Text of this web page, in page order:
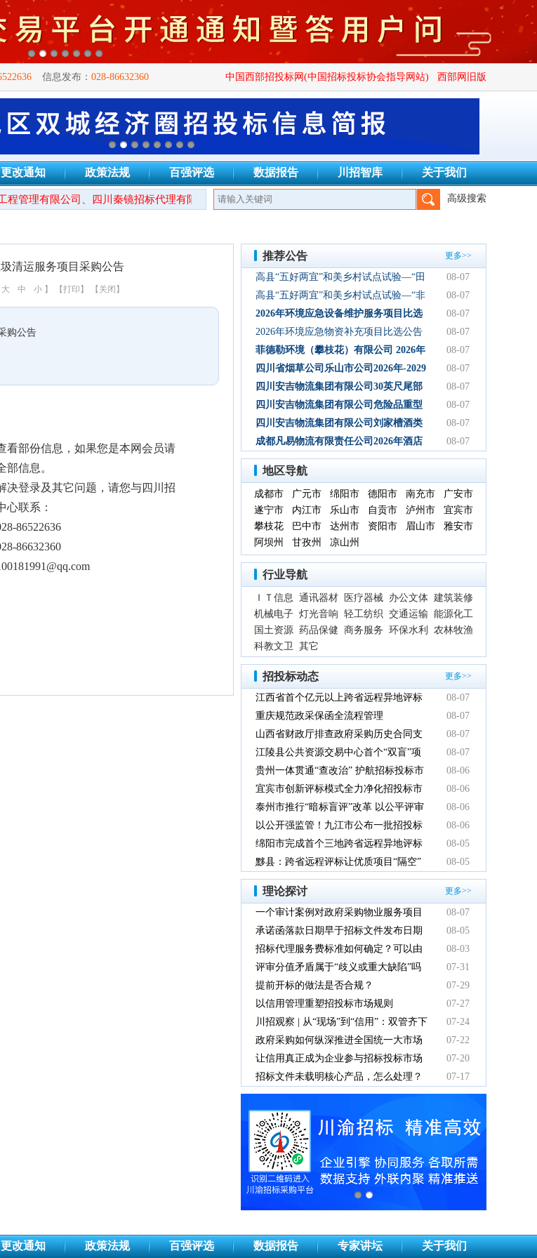
信息发布： 028-86632360 中国西部招投标网(中国招标投标协会指导网站) 西部网旧版
更改通知 政策法规 百强评选 数据报告 川招智库 关于我们
管理有限公司、四川秦镜招标代理有限公司、成都万安建设项目管理有限公司、四川广群工程项目管理有限公
高级搜索
清运服务项目采购公告
大 中 小 】 【打印】 【关闭】
购公告
看部份信息，如果您是本网会员请
部信息。
决登录及其它问题，请您与四川招
心联系：
86522636
86632360
推荐公告 更多>>
高县“五好两宜”和美乡村试点试验—“田
园逸趣•农耕研学”农文旅融合新场景项
目初步设计服务结果公告
08-07
高县“五好两宜”和美乡村试点试验—“非
遗传承·研学体验”文化产业园建设项目
初步设计服务结果公告
08-07
2026年环境应急设备维护服务项目比选
公告
08-07
2026年环境应急物资补充项目比选公告
08-07
菲德勒环境（攀枝花）有限公司 2026年
第三季度第二次碳酸钠 招标公告（第二
次）
08-07
四川省烟草公司乐山市公司2026年-2029
年乐山物流中心卷烟装卸分拣服务中标
候选人公示
08-07
四川安吉物流集团有限公司30英尺尾部
自卸式集装箱采购项目成交候选人公示
08-07
四川安吉物流集团有限公司危险品重型
罐式半挂车项目成交候选人公示
08-07
四川安吉物流集团有限公司刘家槽酒类
绿色智慧物流园职业病危害预评价服务
（二次）成交候选人公示
08-07
成都凡易物流有限责任公司2026年酒店
空调采购及安装项目（第三次）评审结
果公示
08-07
地区导航
成都市 广元市 绵阳市 德阳市 南充市
广安市
遂宁市
内江市 乐山市 自贡市 泸州市
宜宾市
攀枝花
巴中市 达州市 资阳市 眉山市
雅安市
阿坝州
甘孜州 凉山州
行业导航
ＩＴ信息 通讯器材 医疗器械 办公文体 建筑装修
机械电子 灯光音响 轻工纺织 交通运输 能源化工
国土资源 药品保健 商务服务 环保水利
农林牧渔
科教文卫 其它
招投标动态 更多>>
江西省首个亿元以上跨省远程异地评标
项目在鹰潭市完成
08-07
重庆规范政采保函全流程管理
08-07
山西省财政厅排查政府采购历史合同支
付情况
08-07
江陵县公共资源交易中心首个“双盲”项
目顺利完成
08-07
贵州一体贯通“查改治” 护航招标投标市
场规范健康发展
08-06
宜宾市创新评标模式全力净化招投标市
场环境
08-06
泰州市推行“暗标盲评”改革 以公平评审
推动政府采购提质增效
08-06
以公开强监管！九江市公布一批招投标
领域系统整治典型案例
08-06
绵阳市完成首个三地跨省远程异地评标
项目
08-05
黟县：跨省远程评标让优质项目“隔空”
落地
08-05
理论探讨 更多>>
一个审计案例对政府采购物业服务项目
的警示
08-07
承诺函落款日期早于招标文件发布日期
有效吗
08-05
招标代理服务费标准如何确定？可以由
中标人支付吗？
08-03
评审分值矛盾属于“歧义或重大缺陷”吗
07-31
提前开标的做法是否合规？
07-29
以信用管理重塑招投标市场规则
07-27
川招观察 | 从“现场”到“信用”：双管齐下
重塑招投标新秩序
07-24
政府采购如何纵深推进全国统一大市场
建设
07-22
让信用真正成为企业参与招标投标市场
竞争的“通行证”
07-20
招标文件未载明核心产品，怎么处理？
07-17
更改通知 政策法规 百强评选 数据报告 专家讲坛 关于我们